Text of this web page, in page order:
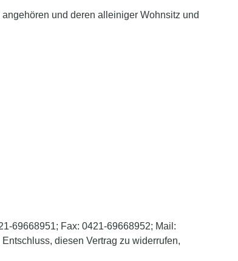
und deren alleiniger Wohnsitz und
69668951; Fax: 0421-69668952; Mail:
diesen Vertrag zu widerrufen,